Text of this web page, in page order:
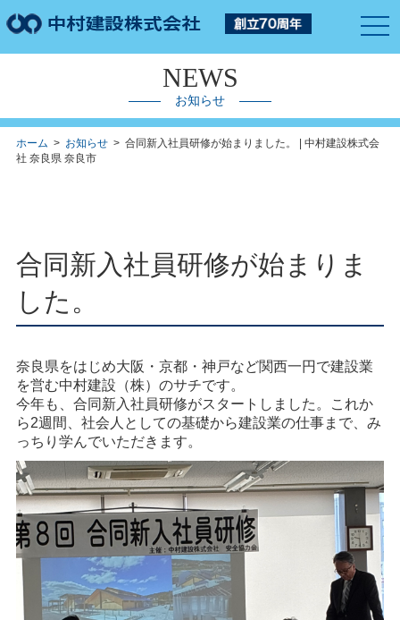
NEWS
お知らせ
ホーム > お知らせ> 合同新入社員研修が始まりました。 | 中村建設株式会
社 奈良県 奈良市
合同新入社員研修が始まりま
した。
奈良県をはじめ大阪・京都・神戸など関西一円で建設業
を営む中村建設（株）のサチです。
今年も、合同新入社員研修がスタートしました。これか
ら2週間、社会人としての基礎から建設業の仕事まで、み
っちり学んでいただきます。